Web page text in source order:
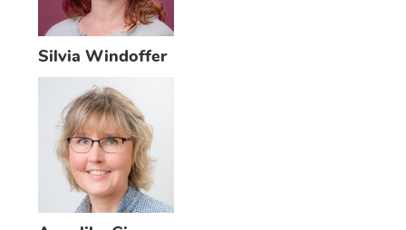
Silvia Windoffer